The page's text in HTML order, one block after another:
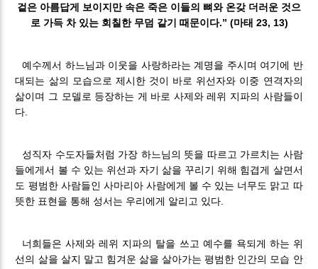
겉은 아름답게 보이지만 속은 죽은 이들의 뼈와 온갖 더러운 것으
로 가득 차 있는 회칠한 무덤 같기 때문이다.” (마태 23, 13)
예수께서 하느님과 이웃을 사랑하라는 계명을 주시며 여기에 반
대되는 삶의 모습으로 제시한 것이 바로 위선자와 이중 연격자의
삶이며 그 모델로 등장하는 게 바로 사제와 레위 지파의 사람들이
다.
성직자 수도자들처럼 가장 하느님의 뜻을 따르고 가르치는 사람
들에게서 볼 수 있는 위선과 자기 삶을 꾸리기 위해 힘겹게 살면서
도 평범한 사람들인 사마리아 사람에게 볼 수 있는 너무도 맑고 따
뜻한 표현을 통해 성서는 우리에게 알리고 있다.
너희들은 사제와 레위 지파의 탈을 쓰고 예수를 욕되게 하는 위
선의 삶을 살지 말고 힘겨운 삶을 살아가는 평범한 인간의 모습 안